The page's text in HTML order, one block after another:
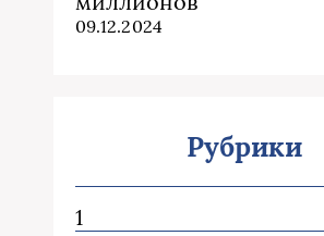
09.12.2024
Рубрики
1